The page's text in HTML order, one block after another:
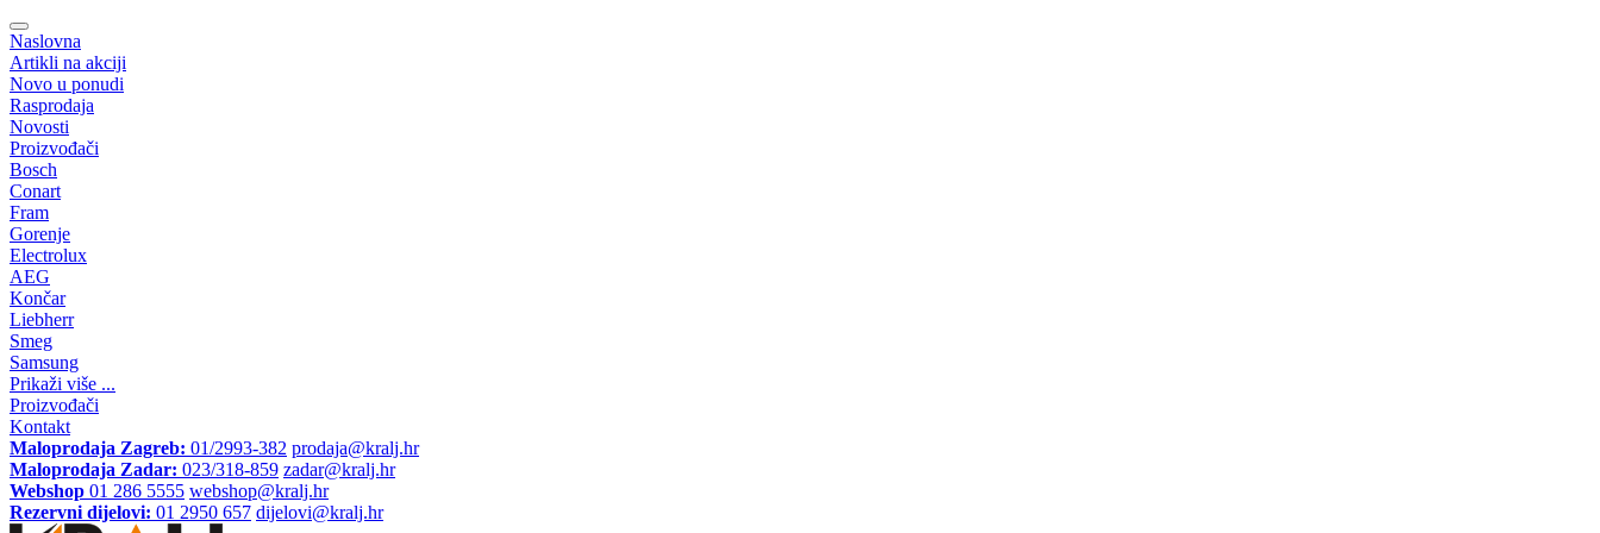
Naslovna
Artikli na akciji
Novo u ponudi
Rasprodaja
Novosti
Proizvođači
Bosch
Conart
Fram
Gorenje
Electrolux
AEG
Končar
Liebherr
Smeg
Samsung
Prikaži više ...
Proizvođači
Kontakt
Maloprodaja Zagreb: 01/2993-382 prodaja@kralj.hr
Maloprodaja Zadar: 023/318-859 zadar@kralj.hr
Webshop 01 286 5555 webshop@kralj.hr
Rezervni dijelovi: 01 2950 657 dijelovi@kralj.hr